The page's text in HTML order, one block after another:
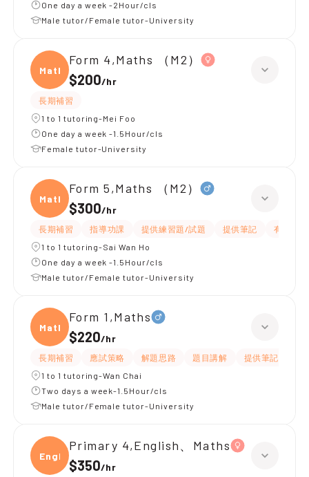
One day a week -2Hour/cls
Male tutor/Female tutor-University
Maths
Form 4,Maths （M2）
$200/hr
長期補習
1 to 1 tutoring-Mei Foo
One day a week -1.5Hour/cls
Female tutor-University
Maths
Form 5,Maths （M2）
$300/hr
長期補習 指導功課 提供練習題/試題 提供筆記
有耐性
1 to 1 tutoring-Sai Wan Ho
One day a week -1.5Hour/cls
Male tutor/Female tutor-University
Maths
Form 1,Maths
$220/hr
長期補習 應試策略 解題思路 題目講解 提供筆記
1 to 1 tutoring-Wan Chai
Two days a week-1.5Hour/cls
Male tutor/Female tutor-University
Engli
Primary 4,English、Maths
$350/hr